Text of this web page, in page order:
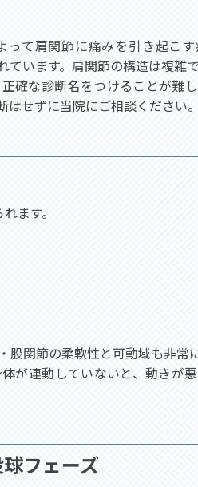
て肩関節に痛みを引き起こ
ています。肩関節の構造は複雑
確な診断名をつけることが難
せずに当院にご相談ください。
ます。
関節の柔軟性と可動域も非常
が連動していないと、動きが
フェーズ